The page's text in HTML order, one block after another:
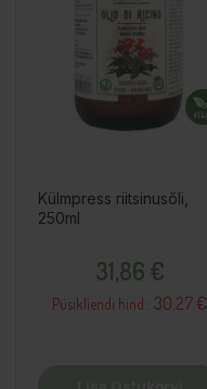
Külmpress riitsinusõli,
250ml
31,86 €
Püsikliendi hind : 30.27 €